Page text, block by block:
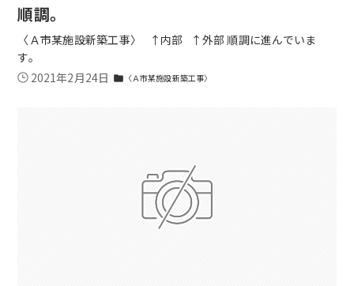
順調。
〈Ａ市某施設新築工事〉 ↑内部 ↑外部 順調に進んでいま
す。
2021年2月24日 folder 〈Ａ市某施設新築工事〉